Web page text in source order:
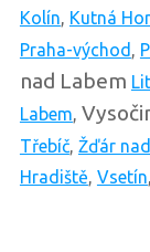
Kolín, Kutná
Praha-východ ,
nad Labem
Labem,
Třebíč, Žďár
Hradiště, Vsetín,